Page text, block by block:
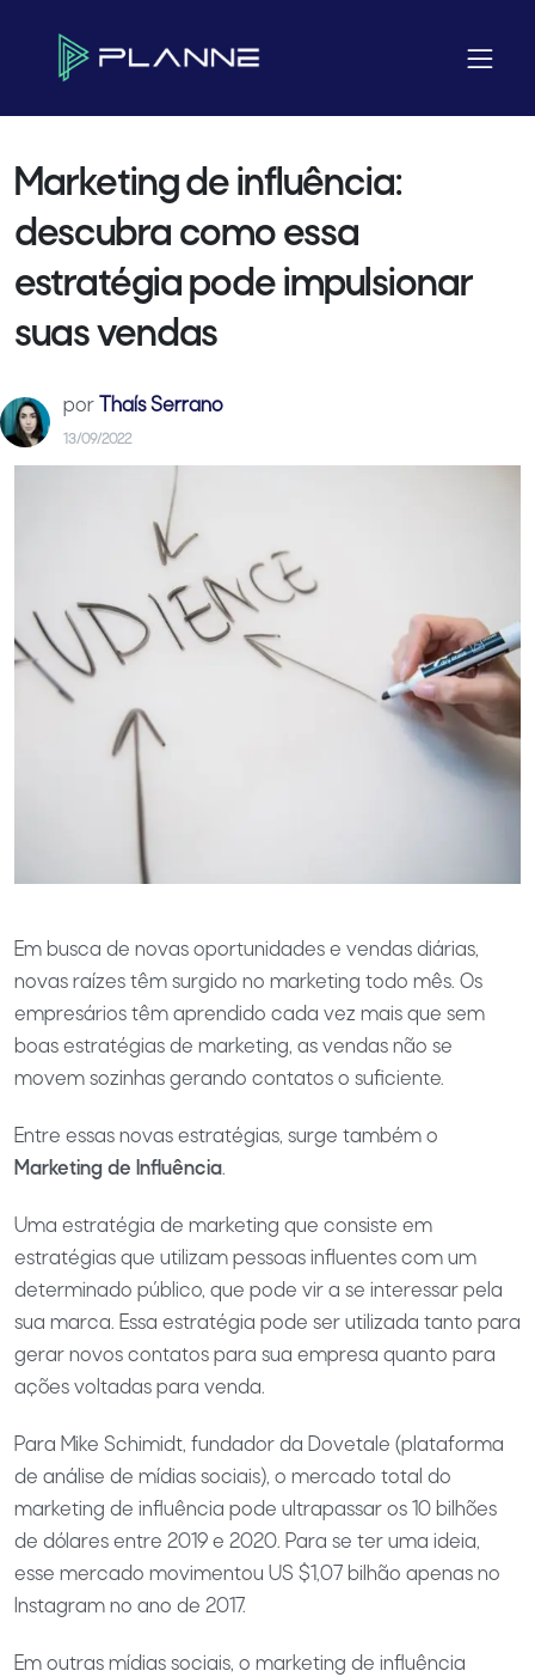
Home
Marketing de influência: descubra como essa estratégia pode
Marketing de influência:
descubra como essa
estratégia pode impulsionar
suas vendas
por Thaís Serrano
13/09/2022
Em busca de novas oportunidades e vendas diárias,
novas raízes têm surgido no marketing todo mês. Os
empresários têm aprendido cada vez mais que sem
boas estratégias de marketing, as vendas não se
movem sozinhas gerando contatos o suficiente.
Entre essas novas estratégias, surge também o
Marketing de Influência.
Uma estratégia de marketing que consiste em
estratégias que utilizam pessoas influentes com um
determinado público, que pode vir a se interessar pela
sua marca. Essa estratégia pode ser utilizada tanto para
gerar novos contatos para sua empresa quanto para
ações voltadas para venda.
Para Mike Schimidt, fundador da Dovetale (plataforma
de análise de mídias sociais), o mercado total do
marketing de influência pode ultrapassar os 10 bilhões
de dólares entre 2019 e 2020. Para se ter uma ideia,
esse mercado movimentou US $1,07 bilhão apenas no
Instagram no ano de 2017.
Em outras mídias sociais, o marketing de influência